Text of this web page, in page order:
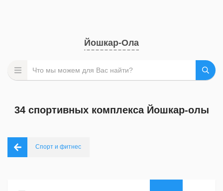
Йошкар-Ола
34 спортивных комплекса Йошкар-олы
Спорт и фитнес